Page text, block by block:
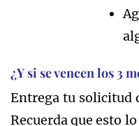
¿Y si se vencen los 3
Entrega tu solicitud
Recuerda que esto